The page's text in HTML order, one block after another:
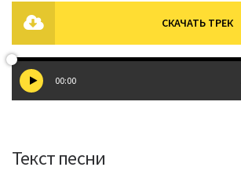
СКАЧАТЬ ТРЕК
00:00
Текст песни